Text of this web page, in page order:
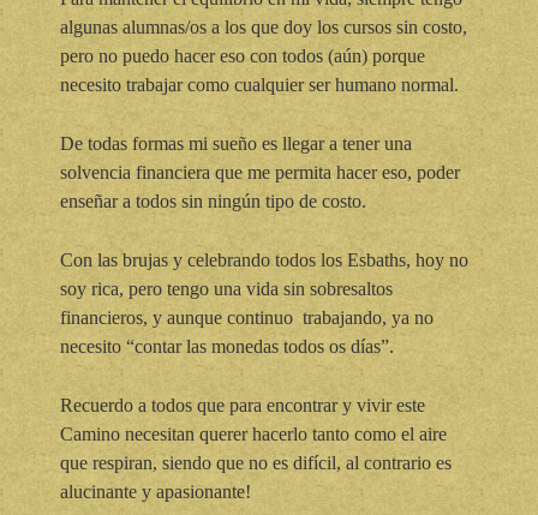
algunas alumnas/os a los que doy los cursos sin costo,
pero no puedo hacer eso con todos (aún) porque
necesito trabajar como cualquier ser humano normal.
De todas formas mi sueño es llegar a tener una
solvencia financiera que me permita hacer eso, poder
enseñar a todos sin ningún tipo de costo.
Con las brujas y celebrando todos los Esbaths, hoy no
soy rica, pero tengo una vida sin sobresaltos
financieros, y aunque continuo trabajando, ya no
necesito “contar las monedas todos os días”.
Recuerdo a todos que para encontrar y vivir este
Camino necesitan querer hacerlo tanto como el aire
que respiran, siendo que no es difícil, al contrario es
alucinante y apasionante!